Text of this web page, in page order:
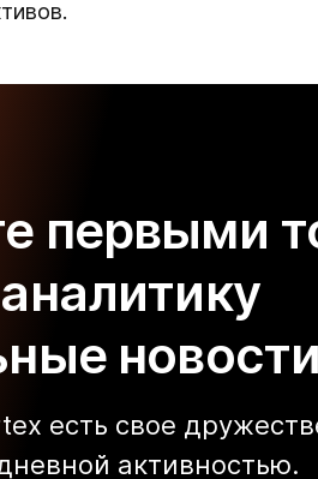
первыми
есть свое
активностью.